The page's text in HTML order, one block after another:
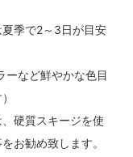
季で2～3日が目安
ーなど鮮やかな色目
硬質スキージを使
お勧め致します。